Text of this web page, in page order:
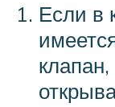
Если в